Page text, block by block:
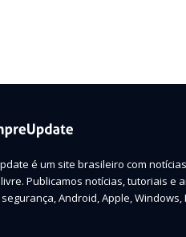
é um site brasileiro com
Publicamos notícias, tutoriais e
Android, Apple, Windows,